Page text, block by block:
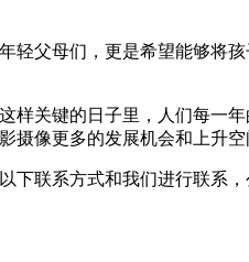
父母们，更是希望能够将
关键的日子里，人们每一
摄像更多的发展机会和上升空
下联系方式和我们进行联系